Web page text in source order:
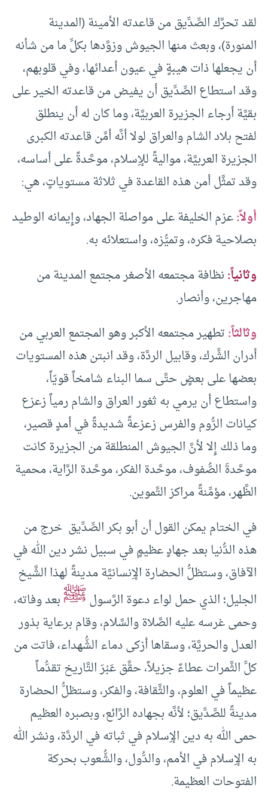
لقد تحرَّك الصِّدِّيق من قاعدته الأمينة (المدينة
المنورة)، وبعث منها الجيوش وزوَّدها بكلِّ ما من شأنه
أن يجعلها ذات هيبةٍ في عيون أعدائها، وفي قلوبهم،
وقد استطاع الصِّدِّيق أن يفيض من قاعدته الخير على
بقيَّة أرجاء الجزيرة العربيَّة، وما كان له أن ينطلق
لفتح بلاد الشام والعراق لولا أنَّه أمَّن قاعدته الكبرى
الجزيرة العربيَّة، مواليةً للإِسلام، موحَّدةً على أساسه،
وقد تمثَّل أمن هذه القاعدة في ثلاثة مستوياتٍ، هي:
أولاً:عزم الخليفة على مواصلة الجهاد، وإِيمانه الوطيد
بصلاحية فكره، وتميُّزه، واستعلائه به.
وثانياً:نظافة مجتمعه الأصغر مجتمع المدينة من
مهاجرين، وأنصار.
وثالثاً:تطهير مجتمعه الأكبر وهو المجتمع العربي من
أدران الشِّرك، وقابيل الردَّة، وقد انبتن هذه المستويات
بعضها على بعضٍ حتَّى سما البناء شامخاً قويّاً،
واستطاع أن يرمي به ثغور العراق والشام رمياً زعزع
كيانات الرُّوم والفرس زعزعةً شديدةً في أمدٍ قصير،
وما ذلك إِلا لأنَّ الجيوش المنطلقة من الجزيرة كانت
موحَّدةَ الصُّفوف، موحَّدة الفكر، موحَّدة الرَّاية، محمية
الظَّهر، مؤمِّنةً مراكز التَّموين.
في الختام يمكن القول أن أبو بكر الصِّدِّيق خرج من
هذه الدُّنيا بعد جهادٍ عظيمٍ في سبيل نشر دين الله في
الآفاق، وستظلُّ الحضارة الإِنسانيَّة مدينةً لهذا الشَّيخ
الجليل؛ الذي حمل لواء دعوة الرَّسولﷺبعد وفاته،
وحمى غرسه عليه الصَّلاة والسَّلام، وقام برعاية بذور
العدل والحريَّة، وسقاها أزكى دماء الشُّهداء، فاتت من
كلِّ الثَّمرات عطاءً جزيلاً، حقَّق عَبْرَ التَّاريخ تقدُّماً
عظيماً في العلوم، والثَّقافة، والفكر، وستظلُّ الحضارة
مدينةً للصِّدِّيق؛ لأنَّه بجهاده الرَّائع، وبصبره العظيم
حمى الله به دين الإِسلام في ثباته في الردَّة، ونشر الله
به الإِسلام في الأمم، والدُّول، والشُّعوب بحركة
الفتوحات العظيمة.